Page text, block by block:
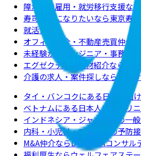
障がい者雇用・就労移行支援な
寿司職人になりたいなら東京寿
就活ノート
オフィス仲介・不動産売買仲介
未経験からエンジニア・事務職
エグゼクティブ人材紹介なら
介護の求人・案件探しなら介護
タイ・バンコクにある日本人向
ベトナムにある日本人向けクリ
インドネシア・ジャカルタの一
内科・小児科・ワクチンの予防
M&A仲介ならDYM M&Aコンサル